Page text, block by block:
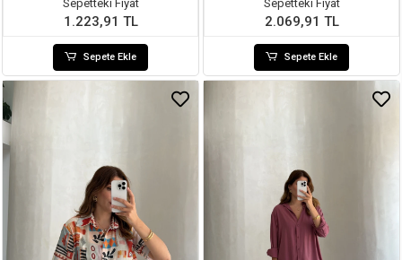
Sepetteki Fiyat
1.223,91 TL
Sepete Ekle
Sepetteki Fiyat
2.069,91 TL
Sepete Ekle